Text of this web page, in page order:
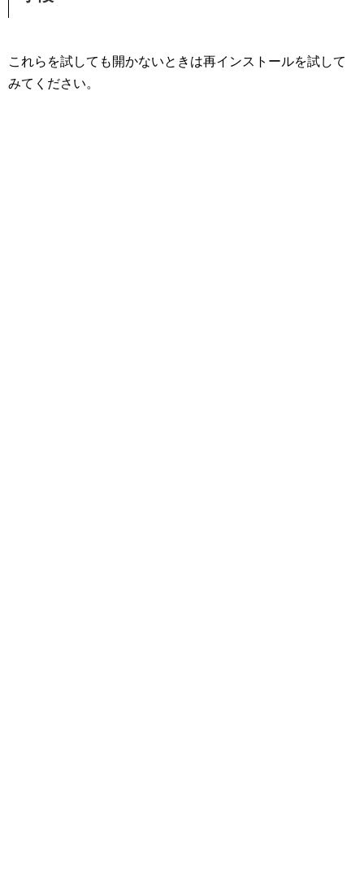
これらを試しても開かないときは再インストールを試して
みてください。